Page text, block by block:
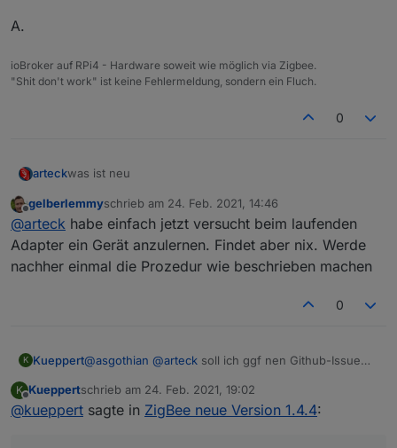
A.
ioBroker auf RPi4 - Hardware soweit wie möglich via Zigbee.
"Shit don't work" ist keine Fehlermeldung, sondern ein Fluch.
0
arteckwas ist neu
@Ilya : man kann externe konverter einbinmden für DIY
Geräte
auch ein Button in den Objecten dazugekommen
so uns nu lassen die Spiele beginnen
da es hier zu vielen Fragen kommt
ALLE Geräte erstmal mit einer Link Quality von 10 in der
(Router) geht die Link Quality auf das was das Gerät
lifert. bleibt die Link Quality auf 10 meldet sich das Gerät
nicht, dass kann mehre Stunden dauern..also Geduld
Offline
gelberlemmyschrieb am 24. Feb. 2021, 14:46
zuletzt editiert von
@arteck habe einfach jetzt versucht beim laufenden
Adapter ein Gerät anzulernen. Findet aber nix. Werde
nachher einmal die Prozedur wie beschrieben machen
0
K Kueppert@asgothian @arteck soll ich ggf nen Github-Issue
K
Offline
Kueppertschrieb am 24. Feb. 2021, 19:02
zuletzt editiert von
@kueppert sagte in ZigBee neue Version 1.4.4: